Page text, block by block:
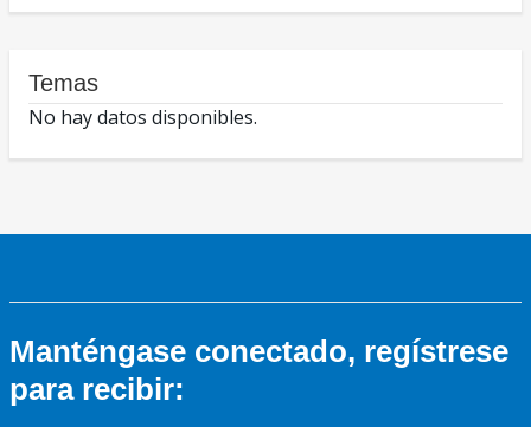
Temas
No hay datos disponibles.
Manténgase conectado, regístrese
para recibir: